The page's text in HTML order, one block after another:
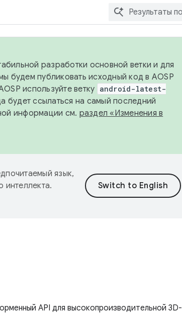
разработки основной ветки и для
будем публиковать исходный код в AOSP
используйте ветку android-latest-
будет ссылаться на самый последний
информации см. раздел «Изменения в
язык,
интеллекта.
API для высокопроизводительной 3D-